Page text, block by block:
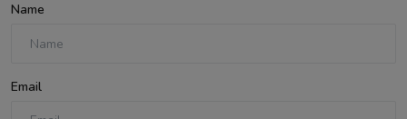
Name
Email